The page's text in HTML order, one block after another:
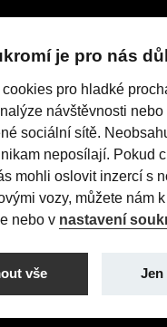
lead
Pořizovací cena s
nabídka je určena pro
transakce.
je pro nás
pro hladké
návštěvnosti
sociální sítě.
neposílají. Pokud
mohli oslovit inzercí s
vozy, můžete nám
nebo v nastavení
vše Jen